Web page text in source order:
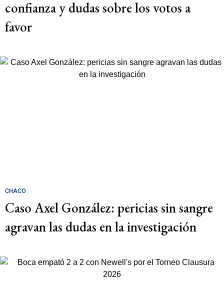
confianza y dudas sobre los votos a
favor
CHACO
Caso Axel González: pericias sin sangre
agravan las dudas en la investigación